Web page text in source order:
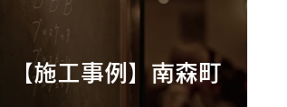
舗が登場しました。
【施工事例】南森町